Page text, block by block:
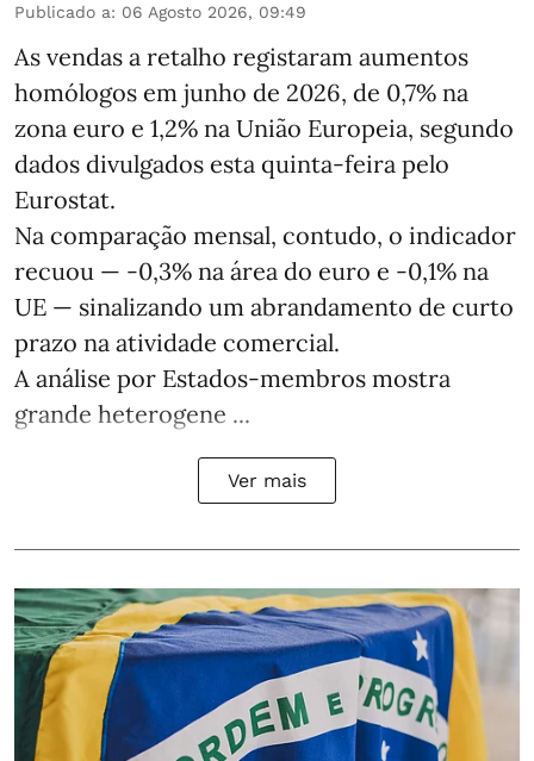
Publicado a: 06 Agosto 2026, 09:49
As vendas a retalho registaram aumentos
homólogos em junho de 2026, de 0,7% na
zona euro e 1,2% na União Europeia, segundo
dados divulgados esta quinta-feira pelo
Eurostat.
Na comparação mensal, contudo, o indicador
recuou — -0,3% na área do euro e -0,1% na
UE — sinalizando um abrandamento de curto
prazo na atividade comercial.
A análise por Estados‑membros mostra
grande heterogene ...
Ver mais